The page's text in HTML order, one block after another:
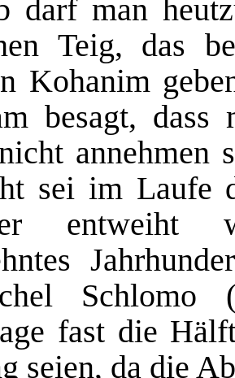
darf man
Teig, das
Kohanim
besagt, dass
annehmen
sei im Laufe
entweiht
Schlomo
fast die
seien, da die